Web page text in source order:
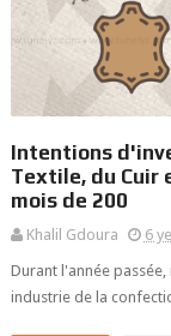
Intentions
Textile, du Cuir
mois de 200
Khalil Gdoura
6
Durant l'année
industrie de la